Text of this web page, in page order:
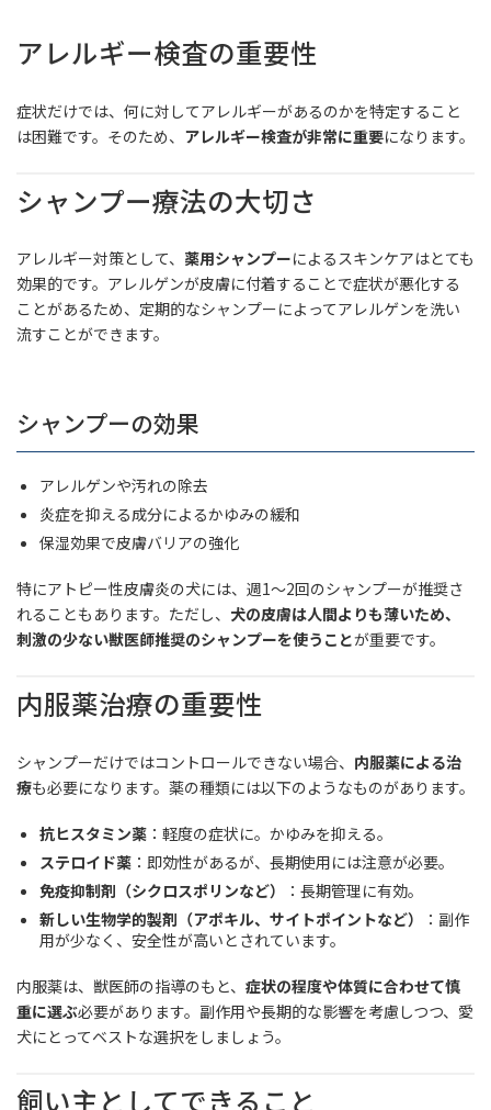
アレルギー検査の重要性
症状だけでは、何に対してアレルギーがあるのかを特定すること
は困難です。そのため、 アレルギー検査が非常に重要になります。
シャンプー療法の大切さ
アレルギー対策として、 薬用シャンプーによるスキンケアはとても
効果的です。アレルゲンが皮膚に付着することで症状が悪化する
ことがあるため、定期的なシャンプーによってアレルゲンを洗い
流すことができます。
シャンプーの効果
アレルゲンや汚れの除去
炎症を抑える成分によるかゆみの緩和
保湿効果で皮膚バリアの強化
特にアトピー性皮膚炎の犬には、週1〜2回のシャンプーが推奨さ
れることもあります。ただし、 犬の皮膚は人間よりも薄いため、
刺激の少ない獣医師推奨のシャンプーを使うことが重要です。
内服薬治療の重要性
シャンプーだけではコントロールできない場合、 内服薬による治
療も必要になります。薬の種類には以下のようなものがあります。
抗ヒスタミン薬 ：軽度の症状に。かゆみを抑える。
ステロイド薬 ：即効性があるが、長期使用には注意が必要。
免疫抑制剤（シクロスポリンなど）
：長期管理に有効。
新しい生物学的製剤（アポキル、サイトポイントなど）
：副作
用が少なく、安全性が高いとされています。
内服薬は、獣医師の指導のもと、 症状の程度や体質に合わせて慎
重に選ぶ必要があります。副作用や長期的な影響を考慮しつつ、愛
犬にとってベストな選択をしましょう。
飼い主としてできること